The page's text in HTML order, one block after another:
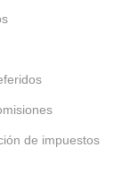
de impuestos